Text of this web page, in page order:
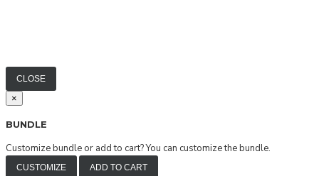
CLOSE
×
BUNDLE
Customize bundle or add to cart?You can customize the bundle.
CUSTOMIZE ADD TO CART